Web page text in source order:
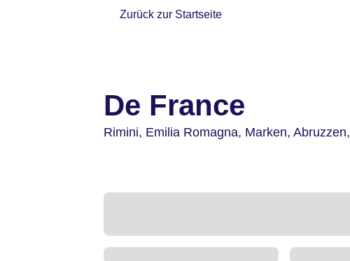
Zurück zur Startseite
De France
Rimini, Emilia Romagna, Marken, Abruzzen,